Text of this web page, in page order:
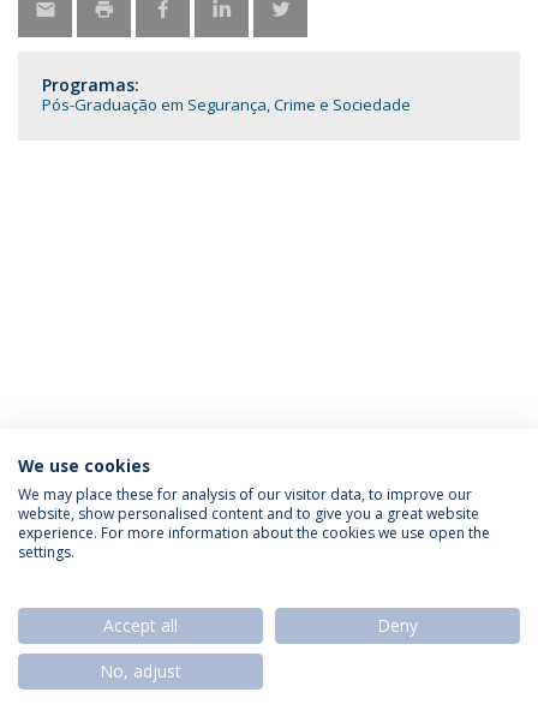
Programas:
Pós-Graduação em Segurança, Crime e Sociedade
Política de Privacidade
Termos & Condições
Direitos do Titular dos Dados
© 2026 Universidade Católica Portuguesa
We use cookies
We may place these for analysis of our visitor data, to improve our
website, show personalised content and to give you a great website
experience. For more information about the cookies we use open the
settings.
Accept all
Deny
No, adjust